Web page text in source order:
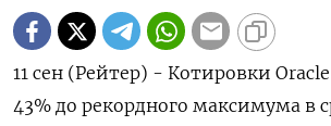
11 сен (Рейтер) - Котировки
43% до рекордного максимума в